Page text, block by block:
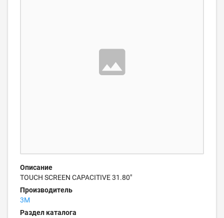
Описание
TOUCH SCREEN CAPACITIVE 31.80"
Производитель
3M
Раздел каталога